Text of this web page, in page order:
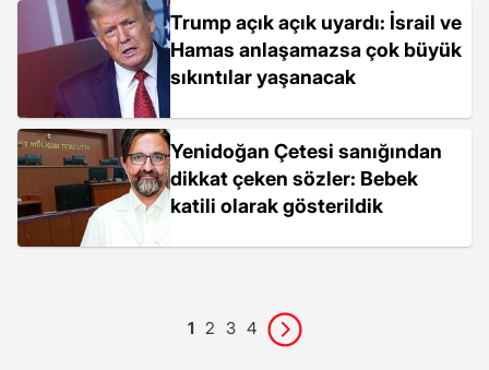
Trump açık açık uyardı: İsrail ve
Hamas anlaşamazsa çok büyük
sıkıntılar yaşanacak
Yenidoğan Çetesi sanığından
dikkat çeken sözler: Bebek
katili olarak gösterildik
1 2 3 4